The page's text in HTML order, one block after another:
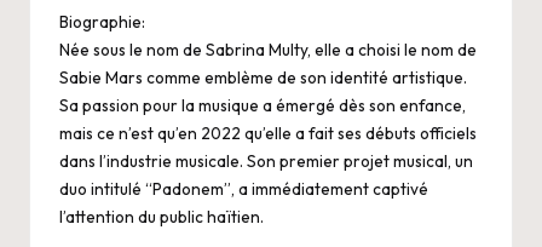
Biographie:
Née sous le nom de Sabrina Multy, elle a choisi le nom de
Sabie Mars comme emblème de son identité artistique.
Sa passion pour la musique a émergé dès son enfance,
mais ce n’est qu’en 2022 qu’elle a fait ses débuts officiels
dans l’industrie musicale. Son premier projet musical, un
duo intitulé “Padonem”, a immédiatement captivé
l’attention du public haïtien.